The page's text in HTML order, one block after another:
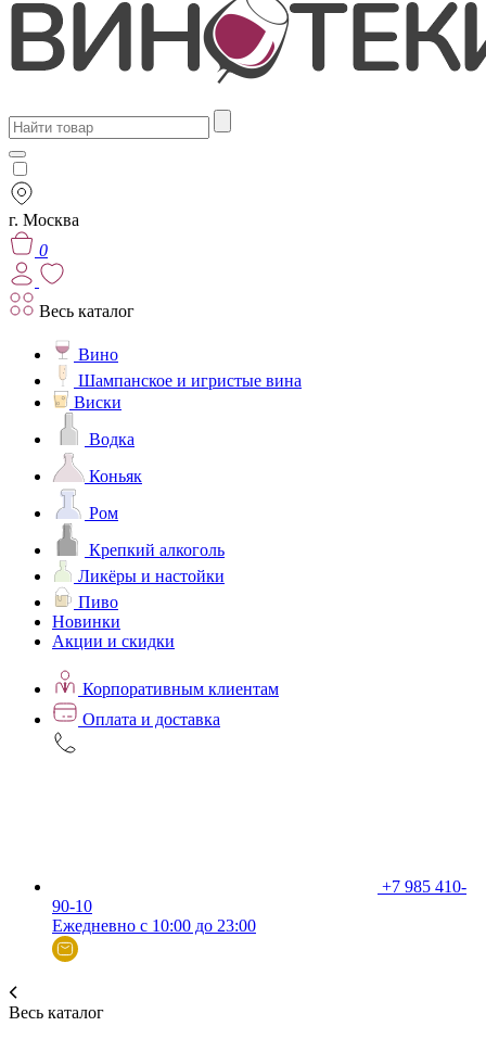
г. Москва
0
Весь каталог
Вино
Шампанское и игристые вина
Виски
Водка
Коньяк
Ром
Крепкий алкоголь
Ликёры и настойки
Пиво
Новинки
Акции и скидки
Корпоративным клиентам
Оплата и доставка
+7 985 410-
90-10
Ежедневно с 10:00 до 23:00
Весь каталог